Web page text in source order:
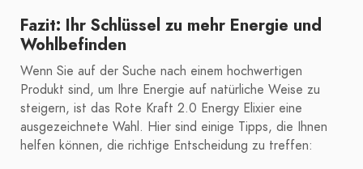
Fazit: Ihr Schlüssel zu mehr Energie und
Wohlbefinden
Wenn Sie auf der Suche nach einem hochwertigen
Produkt sind, um Ihre Energie auf natürliche Weise zu
steigern, ist das Rote Kraft 2.0 Energy Elixier eine
ausgezeichnete Wahl. Hier sind einige Tipps, die Ihnen
helfen können, die richtige Entscheidung zu treffen: